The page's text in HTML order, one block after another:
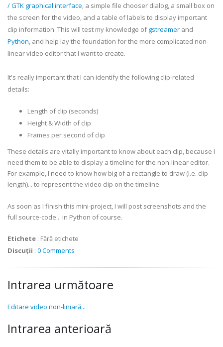
/GTK graphical interface, a simple file chooser dialog, a small box on
the screen for the video, and a table of labels to display important
clip information. This will test my knowledge ofgstreamer and
Python, and help lay the foundation for the more complicated non-
linear video editor that I want to create.
It's really important that I can identify the following clip-related
details:
Length of clip (seconds)
Height & Width of clip
Frames per second of clip
These details are vitally important to know about each clip, because I
need them to be able to display a timeline for the non-linear editor.
For example, I need to know how big of a rectangle to draw (i.e. clip
length)... to represent the video clip on the timeline.
As soon as I finish this mini-project, I will post screenshots and the
full source-code... in Python of course.
Etichete : Fără etichete
Discuții : 0 Comments
Intrarea următoare
Editare video non-liniară...
Intrarea anterioară